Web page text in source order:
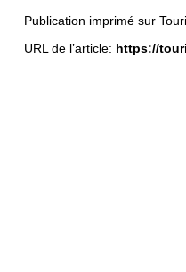
Publication imprimé sur
URL de l’article: https://